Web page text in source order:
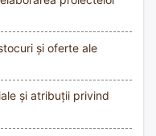
și oferte ale
și atribuții privind